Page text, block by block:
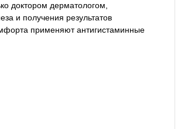
доктором дерматологом,
и получения результатов
применяют антигистаминные